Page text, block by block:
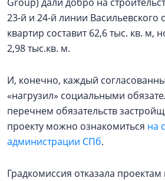
23-й и 24-й линии Васильевского
квартир составит 62,6 тыс. кв. м,
2,98 тыс.кв. м.
И, конечно, каждый
«нагрузил» социальными
перечнем обязательств
проекту можно ознакомиться на
администрации СПб.
Градкомиссия отказала